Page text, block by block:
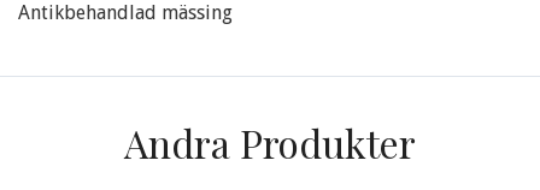
Antikbehandlad mässing
Andra Produkter